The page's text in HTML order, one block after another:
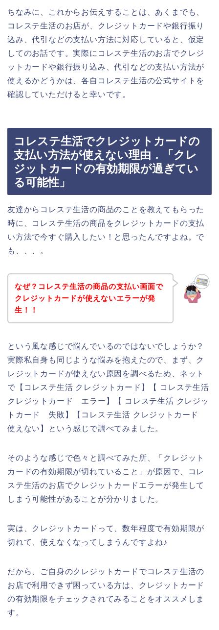
ちなみに、これからお伝えすることは、あくまでも、
コレステ生活のお店が、クレジットカードや銀行振り
込み、代引などの支払い方法に対応していると、仮定
してのお話です。実際にコレステ生活のお店でクレジ
ットカードや銀行振り込み、代引などの支払い方法が
使えるかどうかは、各自コレステ生活の公式サイトを
確認していただけると幸いです。
コレステ生活でクレジットカードの
支払い方法が使えない理由．「クレ
ジットカードの有効期限が過ぎてい
る可能性」
友達からコレステ生活の商品のことを教えてもらった
時に、コレステ生活の商品をクレジットカードの支払
い方法で今すぐ購入したい！と思ったんですよね。で
も、、、。
なぜ？コレステ生活の商品の支払い画面で
クレジットカードが使えないエラーが発
生！！
という風な感じで悩んでいるのではないでしょうか？
実際私自身も同じような悩みを抱えたので、まず、ク
レジットカードが使えない原因を調べるため、ネット
で【コレステ生活 クレジットカード】【 コレステ生活
クレジットカード エラー】【 コレステ生活 クレジッ
トカード 失敗】【コレステ生活 クレジットカード
使えない】という感じで調べてみました。
そのような感じで色々と調べてみた所、「クレジット
カードの有効期限が切れていること」が原因で、コレ
ステ生活のお店でクレジットカードエラーが発生して
しまう可能性があることが分かりました。
実は、クレジットカードって、数年程度で有効期限が
切れて、使えなくなってしまうんですよね♪
だから、ご自身のクレジットカードでコレステ生活の
お店で利用できず困っている方は、クレジットカード
の有効期限をチェックされてみることをオススメしま
す。